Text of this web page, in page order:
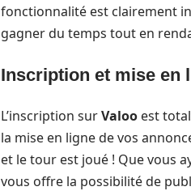
fonctionnalité est clairement
gagner du temps tout en
Inscription et mise en
L’inscription surValoo est
la mise en ligne de vos
et le tour est joué ! Que vous
vous offre la possibilité de